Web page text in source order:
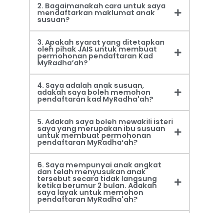
2. Bagaimanakah cara untuk saya
mendaftarkan maklumat anak
susuan?
3. Apakah syarat yang ditetapkan
oleh pihak JAIS untuk membuat
permohonan pendaftaran Kad
MyRadha’ah?
4. Saya adalah anak susuan,
adakah saya boleh memohon
pendaftaran kad MyRadha'ah?
5. Adakah saya boleh mewakili isteri
saya yang merupakan ibu susuan
untuk membuat permohonan
pendaftaran MyRadha’ah?
6. Saya mempunyai anak angkat
dan telah menyusukan anak
tersebut secara tidak langsung
ketika berumur 2 bulan. Adakah
saya layak untuk memohon
pendaftaran MyRadha'ah?